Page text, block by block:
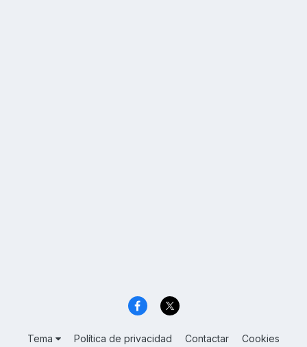
Tema Política de privacidad Contactar Cookies